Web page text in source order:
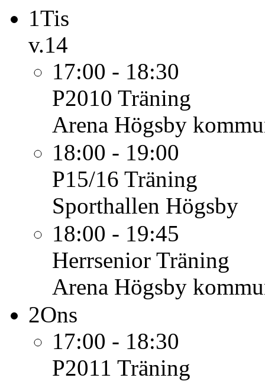
1Tis
v.14
17:00 - 18:30
P2010 Träning
Arena Högsby
18:00 - 19:00
P15/16 Träning
Sporthallen Högsby
18:00 - 19:45
Herrsenior Träning
Arena Högsby
2Ons
17:00 - 18:30
P2011 Träning